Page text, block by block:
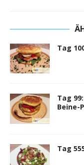
Tag
Tag
Beine-
Tag